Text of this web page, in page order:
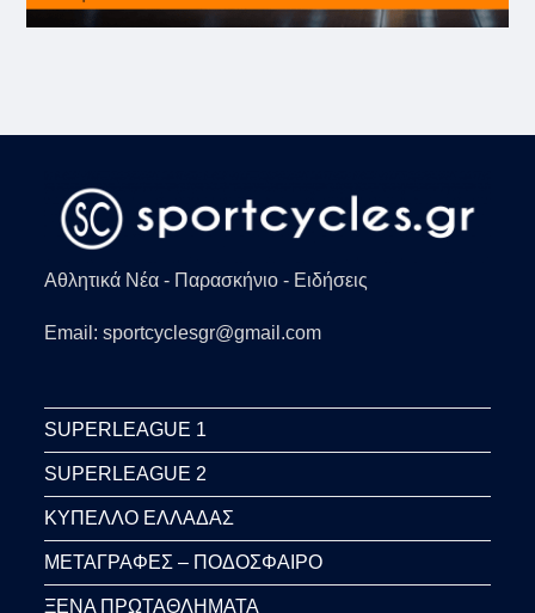
Αθλητικά Νέα - Παρασκήνιο - Ειδήσεις
Email: sportcyclesgr@gmail.com
SUPERLEAGUE 1
SUPERLEAGUE 2
ΚΥΠΕΛΛΟ ΕΛΛΑΔΑΣ
ΜΕΤΑΓΡΑΦΕΣ – ΠΟΔΟΣΦΑΙΡΟ
ΞΕΝΑ ΠΡΩΤΑΘΛΗΜΑΤΑ